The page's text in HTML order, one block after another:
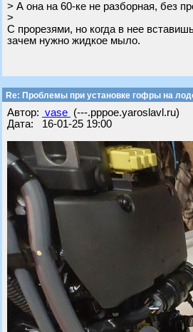
> А она на 60-ке не разборная, без
>
С прорезями, но когда в нее
зачем нужно жидкое мыло.
Re: Проблемы при установке гофры на
Автор: vase (---.pppoe.yaroslavl.ru)
Дата: 16-01-25 19:00